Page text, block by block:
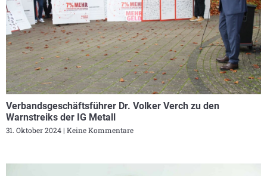
Verbandsgeschäftsführer Dr. Volker Verch zu den
Warnstreiks der IG Metall
31. Oktober 2024 Keine Kommentare